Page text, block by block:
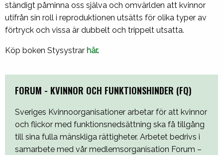
ständigt påminna oss själva och omvärlden att kvinnor
utifrån sin roll i reproduktionen utsätts för olika typer av
förtryck och vissa är dubbelt och trippelt utsatta.
Köp boken Stysystrar här.
FORUM - KVINNOR OCH FUNKTIONSHINDER (FQ)
Sveriges Kvinnoorganisationer arbetar för att kvinnor
och flickor med funktionsnedsättning ska få tillgång
till sina fulla mänskliga rättigheter. Arbetet bedrivs i
samarbete med vår medlemsorganisation Forum –